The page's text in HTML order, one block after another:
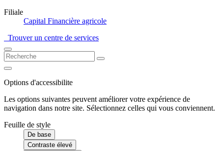
Filiale
Capital Financière agricole
Trouver un centre de services
Options d'accessibilite
Les options suivantes peuvent améliorer votre expérience de
navigation dans notre site. Sélectionnez celles qui vous conviennent.
Feuille de style
De base
Contraste élevé